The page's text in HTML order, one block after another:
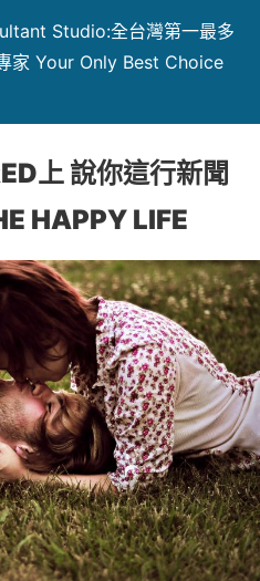
Studio:全台灣第一最多
家 Your Only Best Choice
上 說你這行新聞
HAPPY LIFE